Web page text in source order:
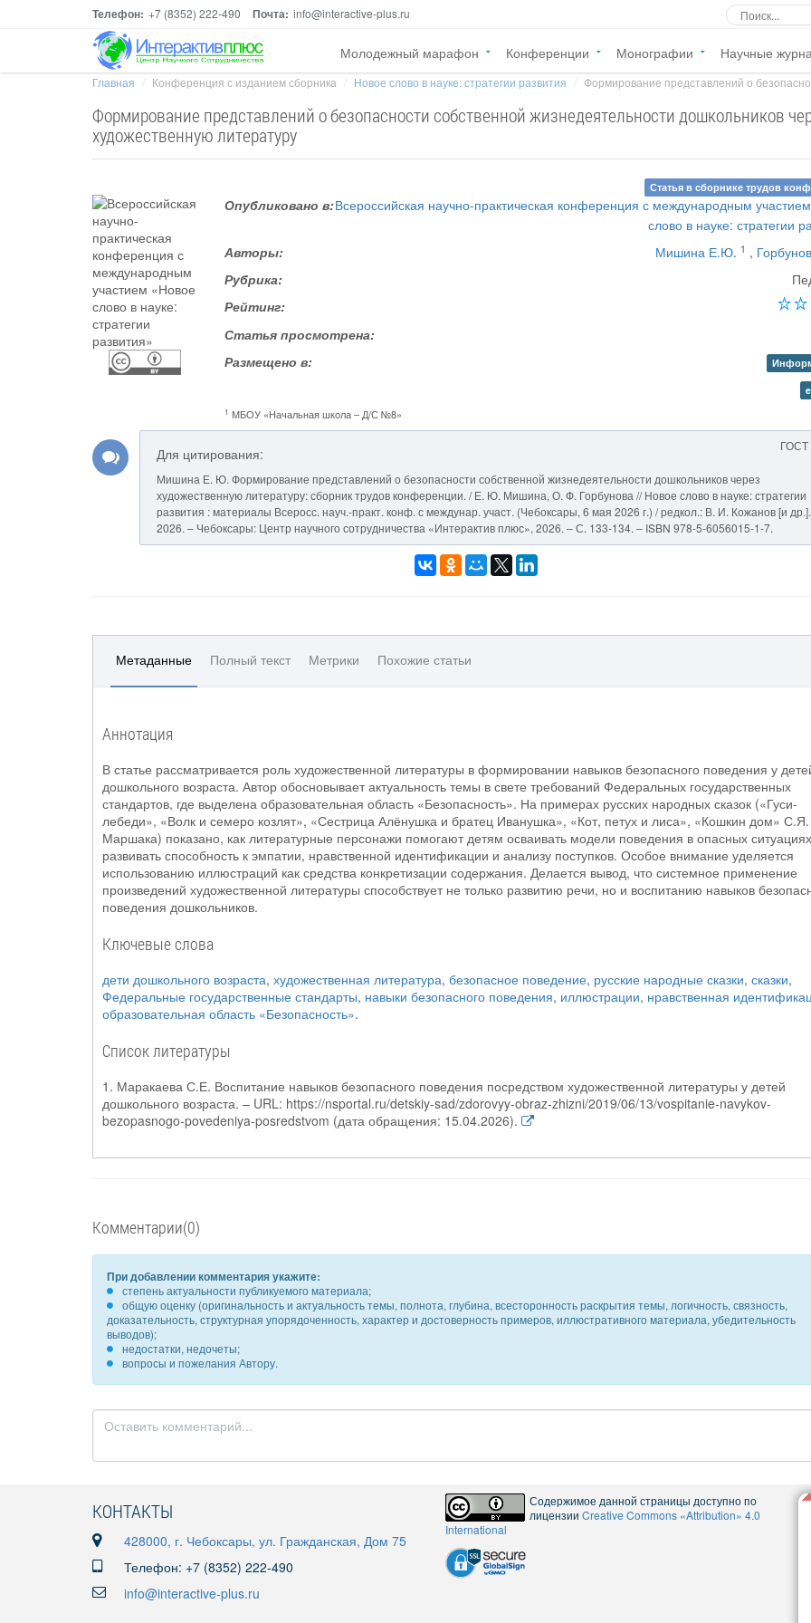
Телефон: +7 (8352) 222-490 Почта: info@interactive-plus.ru
Молодежный марафон Конференции Монографии Научные
Главная Конференция с изданием сборника Новое слово в науке: стратегии развития Формирование представлений о
Формирование представлений о безопасности собственной жизнедеятельности дошкольников
художественную литературу
Статья в сборнике трудов
Опубликовано в:Всероссийская научно-практическая конференция с международным
слово в науке: стратегии
Авторы:
Мишина Е.Ю. 1 ,
Рубрика:
Рейтинг:
Статья просмотрена:
Размещено в:
1 МБОУ «Начальная школа – Д/С №8»
ГОСТ
Для цитирования:
Мишина Е. Ю. Формирование представлений о безопасности собственной жизнедеятельности дошкольников через
художественную литературу: сборник трудов конференции. / Е. Ю. Мишина, О. Ф. Горбунова // Новое слово в науке: стратегии
развития : материалы Всеросс. науч.-практ. конф. с междунар. участ. (Чебоксары, 6 мая 2026 г.) / редкол.: В. И. Кожанов [и
2026. – Чебоксары: Центр научного сотрудничества «Интерактив плюс», 2026. – С. 133-134. – ISBN 978-5-6056015-1-7.
Метаданные Полный текст Метрики Похожие статьи
Аннотация
В статье рассматривается роль художественной литературы в формировании навыков безопасного поведения у
дошкольного возраста. Автор обосновывает актуальность темы в свете требований Федеральных государственных
стандартов, где выделена образовательная область «Безопасность». На примерах русских народных сказок («Гуси-
лебеди», «Волк и семеро козлят», «Сестрица Алёнушка и братец Иванушка», «Кот, петух и лиса», «Кошкин дом» С.Я.
Маршака) показано, как литературные персонажи помогают детям осваивать модели поведения в опасных
развивать способность к эмпатии, нравственной идентификации и анализу поступков. Особое внимание уделяется
использованию иллюстраций как средства конкретизации содержания. Делается вывод, что системное применение
произведений художественной литературы способствует не только развитию речи, но и воспитанию навыков
поведения дошкольников.
Ключевые слова
дети дошкольного возраста, художественная литература, безопасное поведение, русские народные сказки, сказки,
Федеральные государственные стандарты, навыки безопасного поведения, иллюстрации, нравственная
образовательная область «Безопасность».
Список литературы
1. Маракаева С.Е. Воспитание навыков безопасного поведения посредством художественной литературы у детей
дошкольного возраста. – URL: https://nsportal.ru/detskiy-sad/zdorovyy-obraz-zhizni/2019/06/13/vospitanie-navykov-
bezopasnogo-povedeniya-posredstvom (дата обращения: 15.04.2026).
Комментарии(0)
При добавлении комментария укажите:
степень актуальности публикуемого материала;
общую оценку (оригинальность и актуальность темы, полнота, глубина, всесторонность раскрытия темы, логичность, связность,
доказательность, структурная упорядоченность, характер и достоверность примеров, иллюстративного материала, убедительность
выводов);
недостатки, недочеты;
вопросы и пожелания Автору.
КОНТАКТЫ
428000, г. Чебоксары, ул. Гражданская, Дом 75
Телефон: +7 (8352) 222-490
info@interactive-plus.ru
Содержимое данной страницы доступно по
лицензии Creative Commons «Attribution» 4.0
International